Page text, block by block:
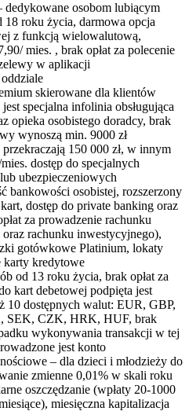
osobom lubiącym
18 roku życia, darmowa opcja
z funkcją wielowalutową,
mies. , brak opłat za polecenie
w aplikacji
skierowane dla klientów
specjalna infolinia obsługująca
opieka osobistego doradcy, brak
wynoszą min. 9000 zł
150 000 zł, w innym
dostęp do specjalnych
ubezpieczeniowych
bankowości osobistej, rozszerzony
dostęp do private banking oraz
za prowadzenie rachunku
rachunku inwestycyjnego),
gotówkowe Platinium, lokaty
karty kredytowe
od 13 roku życia, brak opłat za
kart debetowej podpięta jest
10 dostępnych walut: EUR, GBP,
SEK, CZK, HRK, HUF, brak
wykonywania transakcji w tej
jest konto
– dla dzieci i młodzieży do
zmienne 0,01% w skali roku
oszczędzanie (wpłaty 20-1000
miesięczna kapitalizacja